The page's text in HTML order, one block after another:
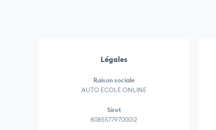
Légales
Raison sociale
AUTO ECOLE ONLINE
Siret
80855779700012